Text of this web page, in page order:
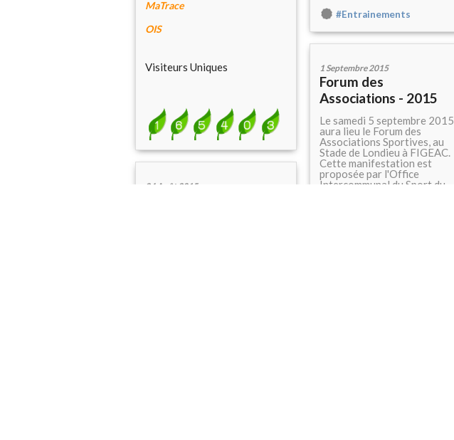
MaTrace
OIS
Visiteurs Uniques
#Entrainements
1 Septembre 2015
Forum des
Associations - 2015
Le samedi 5 septembre 2015
aura lieu le Forum des
Associations Sportives, au
Stade de Londieu à FIGEAC.
Cette manifestation est
proposée par l'Office
Intercommunal du Sport du
24 Août 2015